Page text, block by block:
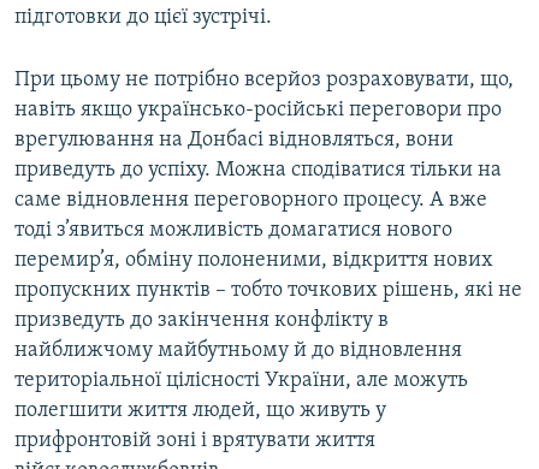
підготовки до цієї зустрічі.
При цьому не потрібно всерйоз розраховувати, що,
навіть якщо українсько-російські переговори про
врегулювання на Донбасі відновляться, вони
приведуть до успіху. Можна сподіватися тільки на
саме відновлення переговорного процесу. А вже
тоді з’явиться можливість домагатися нового
перемир’я, обміну полоненими, відкриття нових
пропускних пунктів – тобто точкових рішень, які не
призведуть до закінчення конфлікту в
найближчому майбутньому й до відновлення
територіальної цілісності України, але можуть
полегшити життя людей, що живуть у
прифронтовій зоні і врятувати життя